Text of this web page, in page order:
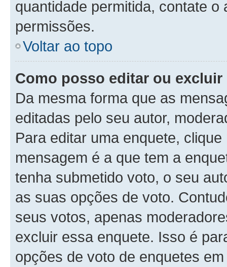
quantidade permitida, contate
permissões.
Voltar ao topo
Como posso editar ou excluir
Da mesma forma que as
editadas pelo seu autor,
Para editar uma enquete,
mensagem é a que tem a
tenha submetido voto, o seu
as suas opções de voto.
seus votos, apenas
excluir essa enquete. Isso é
opções de voto de enquetes